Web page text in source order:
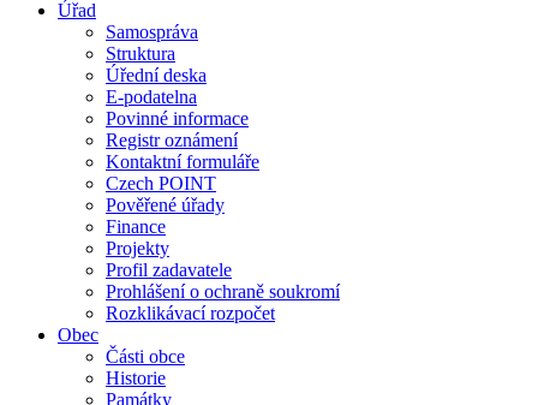
Úřad
Samospráva
Struktura
Úřední deska
E-podatelna
Povinné informace
Registr oznámení
Kontaktní formuláře
Czech POINT
Pověřené úřady
Finance
Projekty
Profil zadavatele
Prohlášení o ochraně soukromí
Rozklikávací rozpočet
Obec
Části obce
Historie
Památky